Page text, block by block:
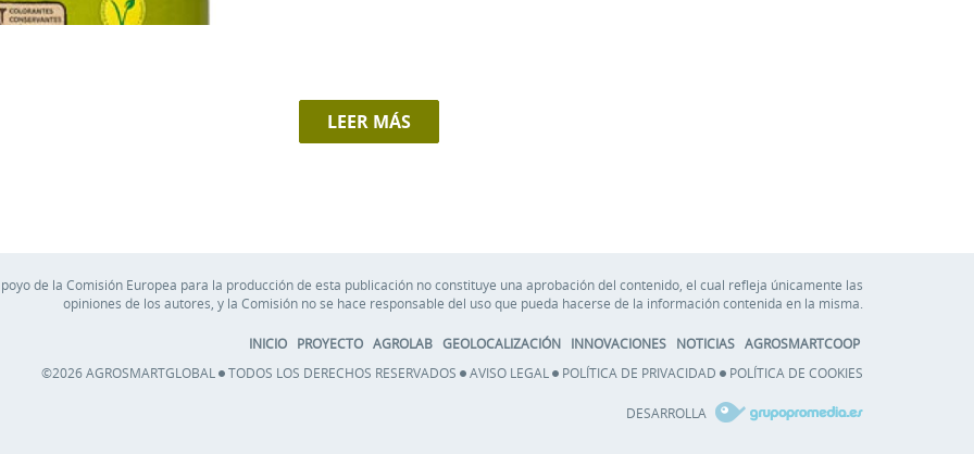
LEER MÁS
de la Comisión Europea para la producción de esta publicación no constituye una aprobación del contenido, el cual refleja únicamente las
opiniones de los autores, y la Comisión no se hace responsable del uso que pueda hacerse de la información contenida en la misma.
INICIO PROYECTO AGROLAB GEOLOCALIZACIÓN INNOVACIONES NOTICIAS AGROSMARTCOOP
©2026 AGROSMARTGLOBAL
TODOS LOS DERECHOS RESERVADOS AVISO LEGAL POLÍTICA DE PRIVACIDAD POLÍTICA DE COOKIES
DESARROLLA